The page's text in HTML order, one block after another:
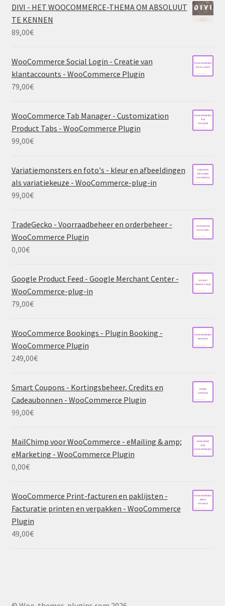
DIVI - HET WOOCOMMERCE-THEMA OM ABSOLUUT
TE KENNEN
89,00€
WooCommerce Social Login - Creatie van
klantaccounts - WooCommerce Plugin
79,00€
WooCommerce Tab Manager - Customization
Product Tabs - WooCommerce Plugin
99,00€
Variatiemonsters en foto's - kleur en afbeeldingen
als variatiekeuze - WooCommerce-plug-in
99,00€
TradeGecko - Voorraadbeheer en orderbeheer -
WooCommerce Plugin
0,00€
Google Product Feed - Google Merchant Center -
WooCommerce-plug-in
79,00€
WooCommerce Bookings - Plugin Booking -
WooCommerce Plugin
249,00€
Smart Coupons - Kortingsbeheer, Credits en
Cadeaubonnen - WooCommerce Plugin
99,00€
MailChimp voor WooCommerce - eMailing & amp;
eMarketing - WooCommerce Plugin
0,00€
WooCommerce Print-facturen en paklijsten -
Facturatie printen en verpakken - WooCommerce
Plugin
49,00€